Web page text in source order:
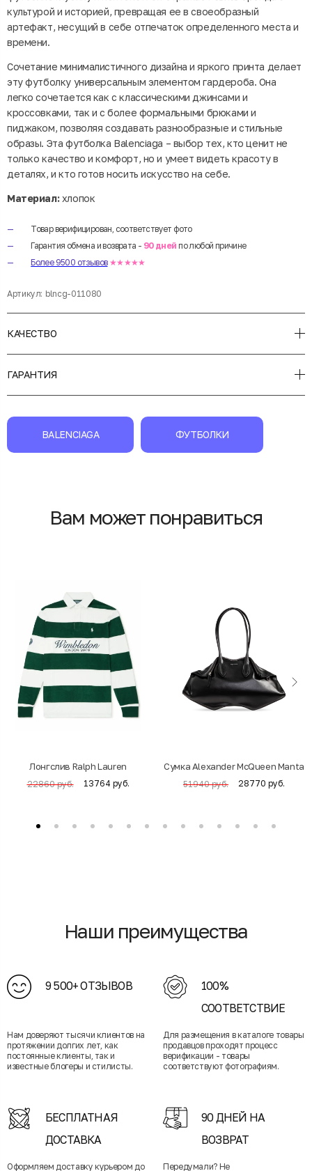
культурой и историей, превращая ее в своеобразный
артефакт, несущий в себе отпечаток определенного места и
времени.
Сочетание минималистичного дизайна и яркого принта делает
эту футболку универсальным элементом гардероба. Она
легко сочетается как с классическими джинсами и
кроссовками, так и с более формальными брюками и
пиджаком, позволяя создавать разнообразные и стильные
образы. Эта футболка Balenciaga – выбор тех, кто ценит не
только качество и комфорт, но и умеет видеть красоту в
деталях, и кто готов носить искусство на себе.
Материал:хлопок
Товар верифицирован, соответствует фото
Гарантия обмена и возврата - 90 дней по любой причине
Более 9500 отзывов ★★★★★
Артикул: blncg-011080
КАЧЕСТВО
ГАРАНТИЯ
BALENCIAGA ФУТБОЛКИ
Вам может понравиться
Лонгслив Ralph Lauren
22860 руб. 13764 руб.
Cумка Alexander McQueen Manta
51940 руб. 28770 руб.
Наши преимущества
9 500+ ОТЗЫВОВ
Нам доверяют тысячи клиентов на
протяжении долгих лет, как
постоянные клиенты, так и
известные блогеры и стилисты.
100%
СООТВЕТСТВИЕ
Для размещения в каталоге товары
продавцов проходят процесс
верификации - товары
соответствуют фотографиям.
БЕСПЛАТНАЯ
ДОСТАВКА
Оформляем доставку курьером до
90 ДНЕЙ НА
ВОЗВРАТ
Передумали? Не